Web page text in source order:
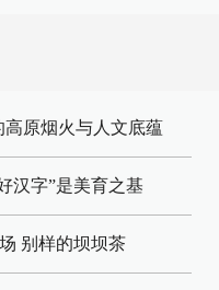
原烟火与人文底蕴
汉字”是美育之基
别样的坝坝茶